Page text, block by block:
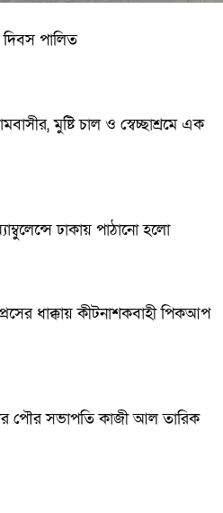
দিবস পালিত
মুষ্টি চাল ও স্বেচ্ছাশ্রমে এক
ঢাকায় পাঠানো হলো
ধাক্কায় কীটনাশকবাহী পিকআপ
পৌর সভাপতি কাজী আল তারিক